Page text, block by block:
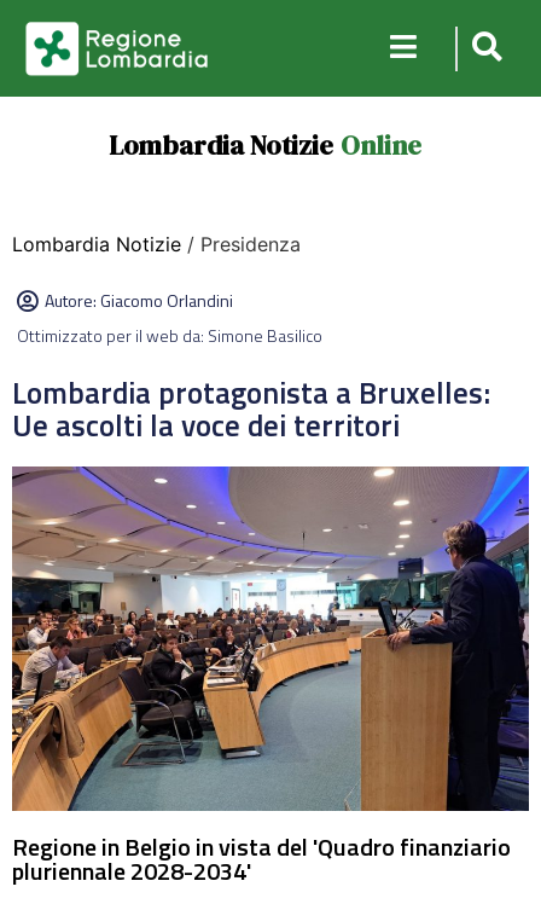
Lombardia Notizie Online
Lombardia Notizie / Presidenza
Autore:Giacomo Orlandini
Ottimizzato per il web da: Simone Basilico
Lombardia protagonista a Bruxelles:
Ue ascolti la voce dei territori
Regione in Belgio in vista del 'Quadro finanziario
pluriennale 2028-2034'